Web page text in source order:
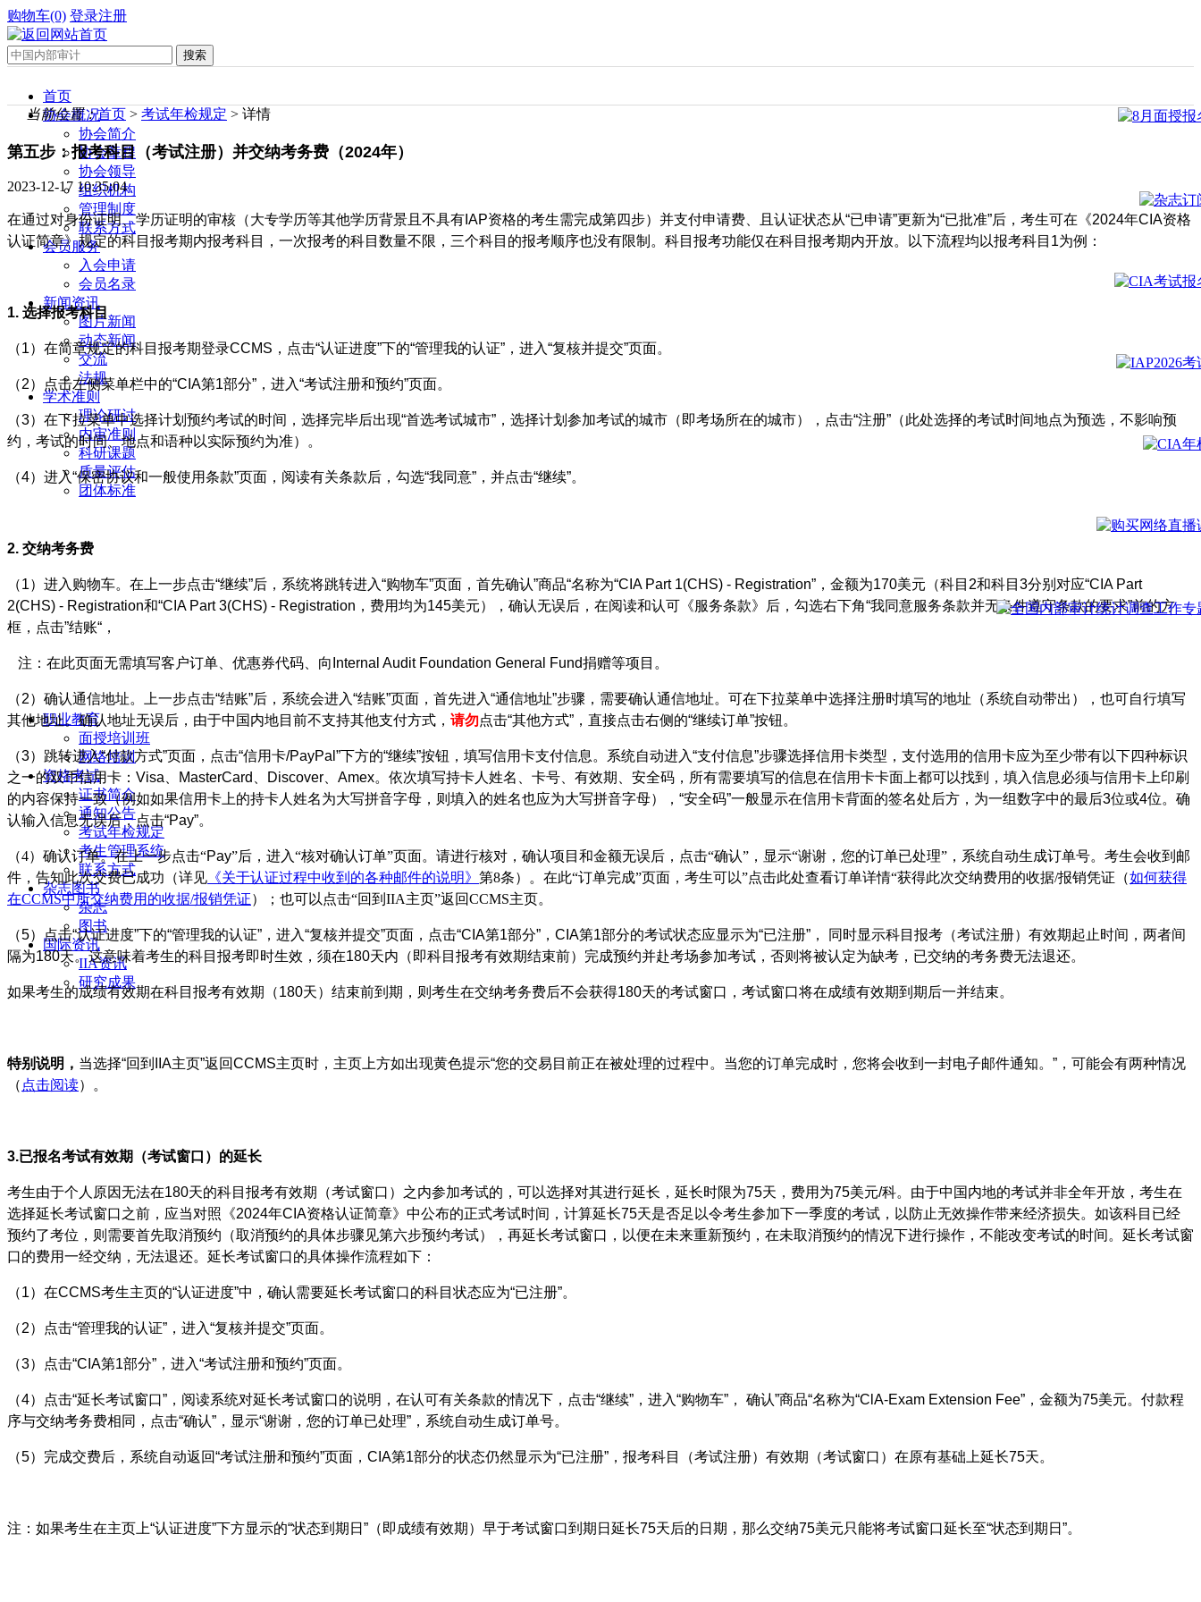
购物车(0) 登录注册
首页
协会概况
协会简介
协会章程
协会领导
组织机构
管理制度
联系方式
会员服务
入会申请
会员名录
新闻资讯
图片新闻
动态新闻
交流
法规
学术准则
理论研讨
内审准则
科研课题
质量评估
团体标准
职业教育
面授培训班
网络培训
资格考试
证书简介
通知公告
考试年检规定
考生管理系统
联系方式
杂志图书
杂志
图书
国际资讯
IIA资讯
研究成果
当前位置：首页 > 考试年检规定 > 详情
第五步：报考科目（考试注册）并交纳考务费（2024年）
2023-12-17 10:35:04
在通过对身份证明、学历证明的审核（大专学历等其他学历背景且不具有IAP资格的考生需完成第四步）并支付申请费、且认证状态从“已申请”更新为“已批准”后，考生可在《2024年CIA资格
认证简章》规定的科目报考期内报考科目，一次报考的科目数量不限，三个科目的报考顺序也没有限制。科目报考功能仅在科目报考期内开放。以下流程均以报考科目1为例：
1. 选择报考科目
（1）在简章规定的科目报考期登录CCMS，点击“认证进度”下的“管理我的认证”，进入“复核并提交”页面。
（2）点击左侧菜单栏中的“CIA第1部分”，进入“考试注册和预约”页面。
（3）在下拉菜单中选择计划预约考试的时间，选择完毕后出现“首选考试城市”，选择计划参加考试的城市（即考场所在的城市），点击“注册”（此处选择的考试时间地点为预选，不影响预
约，考试的时间、地点和语种以实际预约为准）。
（4）进入“保密协议和一般使用条款”页面，阅读有关条款后，勾选“我同意”，并点击“继续”。
2. 交纳考务费
（1）进入购物车。在上一步点击“继续”后，系统将跳转进入“购物车”页面，首先确认”商品“名称为“CIA Part 1(CHS) - Registration”，金额为170美元（科目2和科目3分别对应“CIA Part
2(CHS) - Registration和“CIA Part 3(CHS) - Registration，费用均为145美元），确认无误后，在阅读和认可《服务条款》后，勾选右下角“我同意服务条款并无条件遵守条款的要求”前的方
框，点击”结账“，
注：在此页面无需填写客户订单、优惠券代码、向Internal Audit Foundation General Fund捐赠等项目。
（2）确认通信地址。上一步点击“结账”后，系统会进入“结账”页面，首先进入“通信地址”步骤，需要确认通信地址。可在下拉菜单中选择注册时填写的地址（系统自动带出），也可自行填写
其他地址。确认地址无误后，由于中国内地目前不支持其他支付方式， 请勿点击“其他方式”，直接点击右侧 的“继续订单”按钮。
（3）跳转进入“付款方式”页面，点击“信用卡/PayPal”下方的“继续”按钮，填写信用卡支付信息。系统自动进入“支付信息”步骤选择信用卡类型，支付选用的信用卡应为至少带有以下四种标识
之一的双币信用卡：Visa、MasterCard、Discover、Amex。依次填写持卡人姓名、卡号、有效期、安全码，所有需要填写的信息在信用卡卡面上都可以找到，填入信息必须与信用卡上印刷
的内容保持一致（例如如果信用卡上的持卡人姓名为大写拼音字母，则填入的姓名也应为大写拼音字母），“安全码”一般显示在信用卡背面的签名处后方，为一组数字中的最后3位或4位。确
认输入信息无误后，点击“Pay”。
（4） 确认订单。在上一步点击“Pay”后，进入“核对确认订单”页面。请进行核对，确认项目和金额无误后，点击“确认”，显示“谢谢，您的订单已处理”，系统自动生成订单号。考生会收到邮
件，告知此次交费已成功（详见 《关于认证过程中收到的各种邮件的说明》 第8条）。在此“订单完成”页面，考生可以”点击此处查看订单详情“获得此次交纳费用的收据/报销凭证（如何获得
在CCMS中所交纳费用的收据/报销凭证）；也可以点击“回到IIA主页”返回CCMS主页。
（5）点击“认证进度”下的“管理我的认证”，进入“复核并提交”页面，点击“CIA第1部分”，CIA第1部分的考试状态应显示为“已注册”， 同时显示科目报考（考试注册）有效期起止时间，两者间
隔为180天。这意味着考生的科目报考即时生效，须在180天内（即科目报考有效期结束前）完成预约并赴考场参加考试，否则将被认定为缺考，已交纳的考务费无法退还。
如果考生的成绩有效期在科目报考有效期（180天）结束前到期，则考生在交纳考务费后不会获得180天的考试窗口，考试窗口将在成绩有效期到期后一并结束。
特别说明， 当选择“回到IIA主页”返回CCMS主页时，主页上方如出现黄色提示“您的交易目前正在被处理的过程中。当您的订单完成时，您将会收到一封电子邮件通知。”，可能会有两种情况
（ 点击阅读）。
3.已报名考试有效期（考试窗口）的延长
考生由于个人原因无法在180天的科目报考有效期（考试窗口）之内参加考试的，可以选择对其进行延长，延长时限为75天，费用为75美元/科。由于中国内地的考试并非全年开放，考生在
选择延长考试窗口之前，应当对照《2024年CIA资格认证简章》中公布的正式考试时间，计算延长75天是否足以令考生参加下一季度的考试，以防止无效操作带来经济损失。如该科目已经
预约了考位，则需要首先取消预约（取消预约的具体步骤见第六步预约考试），再延长考试窗口，以便在未来重新预约，在未取消预约的情况下进行操作，不能改变考试的时间。延长考试窗
口的费用一经交纳，无法退还。延长考试窗口的具体操作流程如下：
（1）在CCMS考生主页的“认证进度”中，确认需要延长考试窗口的科目状态应为“已注册”。
（2）点击“管理我的认证”，进入“复核并提交”页面。
（3）点击“CIA第1部分”，进入“考试注册和预约”页面。
（4）点击“延长考试窗口”，阅读系统对延长考试窗口的说明，在认可有关条款的情况下，点击“继续”，进入“购物车”， 确认”商品“名称为“ClA-Exam Extension Fee”，金额为75美元。付款程
序与交纳考务费相同，点击“确认”，显示“谢谢，您的订单已处理”，系统自动生成订单号。
（5）完成交费后，系统自动返回“考试注册和预约”页面，CIA第1部分的状态仍然显示为“已注册”，报考科目（考试注册）有效期（考试窗口）在原有基础上延长75天。
注：如果考生在主页上“认证进度”下方显示的“状态到期日”（即成绩有效期）早于考试窗口到期日延长75天后的日期，那么交纳75美元只能将考试窗口延长至“状态到期日”。